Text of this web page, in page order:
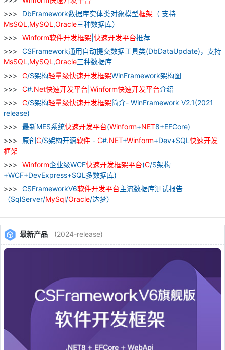
DbFramework数据库实体类对象模型框架 （ 支持
MsSQL ,MySQL ,Oracle三种数据库）
Winform软件开发框架 快速开发平台推荐
CSFramework通用自动提交数据工具类(DbDataUpdate)，支持
MsSQL ,MySQL ,Oracle三种数据库
C/S架构轻量级快速开发框架WinFramework架构图
C#.Net快速开发平台 Winform快速开发平台介绍
C/S架构轻量级快速开发框架简介- WinFramework V2.1(2021
release)
最新MES系统快速开发平台(Winform+NET8+EFCore)
原创C/S架构开源软件 - C#.NET+Winform+Dev+SQL 快速开发
框架
Winform企业级WCF快速开发框架平台(C/S架构
+WCF+DevExpress+SQL多数据库)
CSFrameworkV6软件开发平台主流数据库测试报告
（SqlServer/MySql/Oracle/达梦）
最新产品 (2024-release)